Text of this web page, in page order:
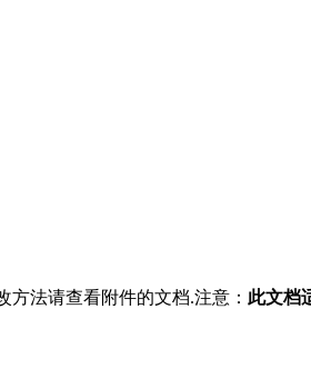
法请查看附件的文档.注意： 此文档